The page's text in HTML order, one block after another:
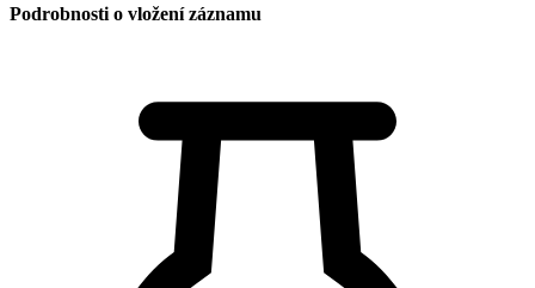
Podrobnosti o vložení záznamu